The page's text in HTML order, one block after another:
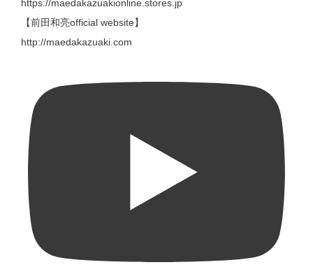
https://maedakazuakionline.stores.jp
【前田和亮official website】
http://maedakazuaki.com